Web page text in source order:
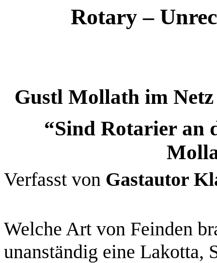
Rotary –
Gustl Mollath im
“Sind Rotarier an
Verfasst von Gastautor
Welche Art von Feinden
unanständig eine